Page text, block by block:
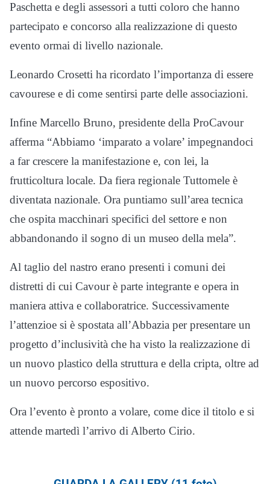
Paschetta e degli assessori a tutti coloro che hanno
partecipato e concorso alla realizzazione di questo
evento ormai di livello nazionale.
Leonardo Crosetti ha ricordato l’importanza di essere
cavourese e di come sentirsi parte delle associazioni.
Infine Marcello Bruno, presidente della ProCavour
afferma “Abbiamo ‘imparato a volare’ impegnandoci
a far crescere la manifestazione e, con lei, la
frutticoltura locale. Da fiera regionale Tuttomele è
diventata nazionale. Ora puntiamo sull’area tecnica
che ospita macchinari specifici del settore e non
abbandonando il sogno di un museo della mela”.
Al taglio del nastro erano presenti i comuni dei
distretti di cui Cavour è parte integrante e opera in
maniera attiva e collaboratrice. Successivamente
l’attenzioe si è spostata all’Abbazia per presentare un
progetto d’inclusività che ha visto la realizzazione di
un nuovo plastico della struttura e della cripta, oltre ad
un nuovo percorso espositivo.
Ora l’evento è pronto a volare, come dice il titolo e si
attende martedì l’arrivo di Alberto Cirio.